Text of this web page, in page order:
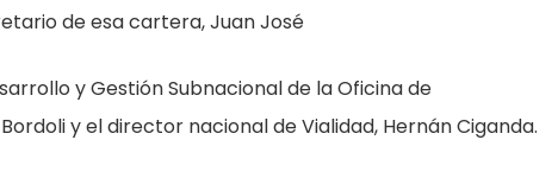
de esa cartera, Juan José
y Gestión Subnacional de la Oficina de
y el director nacional de Vialidad, Hernán Ciganda.